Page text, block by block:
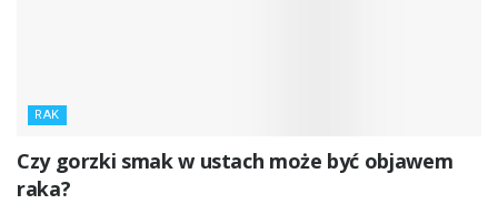
RAK
Czy gorzki smak w ustach może być objawem
raka?